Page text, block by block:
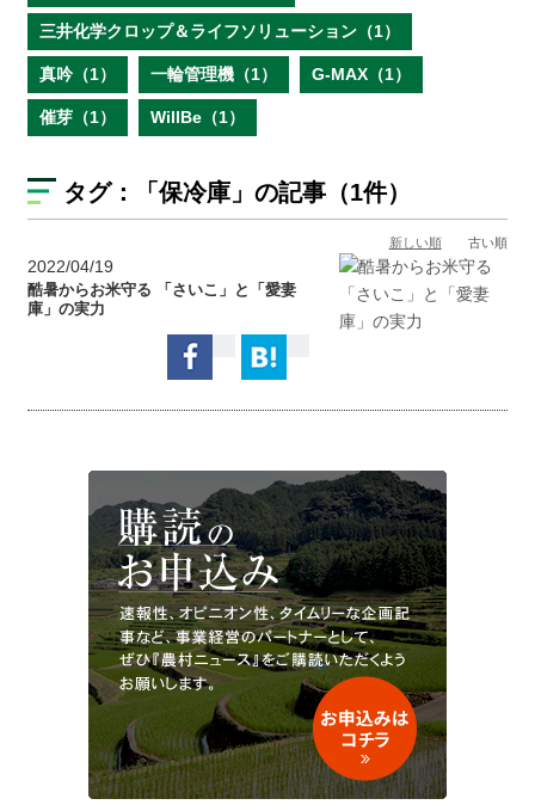
三井化学クロップ＆ライフソリューション（1）
真吟（1） 一輪管理機（1） G-MAX（1）
催芽（1） WillBe（1）
タグ： 「保冷庫」の記事（1件）
新しい順 古い順
2022/04/19
酷暑からお米守る 「さいこ」と「愛妻
庫」の実力